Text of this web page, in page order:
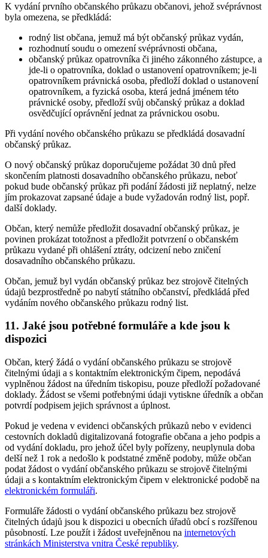
K vydání prvního občanského průkazu občanovi, jehož svéprávnost
byla omezena, se předkládá:
rodný list občana, jemuž má být občanský průkaz vydán,
rozhodnutí soudu o omezení svéprávnosti občana,
občanský průkaz opatrovníka či jiného zákonného zástupce, a
jde-li o opatrovníka, doklad o ustanovení opatrovníkem; je-li
opatrovníkem právnická osoba, předloží doklad o ustanovení
opatrovníkem, a fyzická osoba, která jedná jménem této
právnické osoby, předloží svůj občanský průkaz a doklad
osvědčující oprávnění jednat za právnickou osobu.
Při vydání nového občanského průkazu se předkládá dosavadní
občanský průkaz.
O nový občanský průkaz doporučujeme požádat 30 dnů před
skončením platnosti dosavadního občanského průkazu, neboť
pokud bude občanský průkaz při podání žádosti již neplatný, nelze
jím prokazovat zapsané údaje a bude vyžadován rodný list, popř.
další doklady.
Občan, který nemůže předložit dosavadní občanský průkaz, je
povinen prokázat totožnost a předložit potvrzení o občanském
průkazu vydané při ohlášení ztráty, odcizení nebo zničení
dosavadního občanského průkazu.
Občan, jemuž byl vydán občanský průkaz bez strojově čitelných
údajů bezprostředně po nabytí státního občanství, předkládá před
vydáním nového občanského průkazu rodný list.
11. Jaké jsou potřebné formuláře a kde jsou k
dispozici
Občan, který žádá o vydání občanského průkazu se strojově
čitelnými údaji a s kontaktním elektronickým čipem, nepodává
vyplněnou žádost na úředním tiskopisu, pouze předloží požadované
doklady. Žádost se všemi potřebnými údaji vytiskne úředník a občan
potvrdí podpisem jejich správnost a úplnost.
Pokud je vedena v evidenci občanských průkazů nebo v evidenci
cestovních dokladů digitalizovaná fotografie občana a jeho podpis a
od vydání dokladu, pro jehož účel byly pořízeny, neuplynula doba
delší než 1 rok a nedošlo k podstatné změně podoby, může občan
podat žádost o vydání občanského průkazu se strojově čitelnými
údaji a s kontaktním elektronickým čipem v elektronické podobě na
elektronickém formuláři.
Formuláře žádosti o vydání občanského průkazu bez strojově
čitelných údajů jsou k dispozici u obecních úřadů obcí s rozšířenou
působností. Lze použít i žádost uveřejněnou na internetových
stránkách Ministerstva vnitra České republiky.